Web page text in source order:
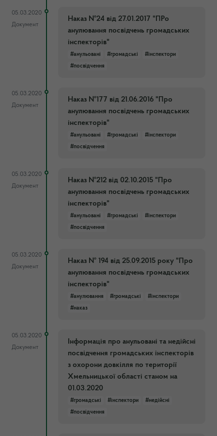
05.03.2020
Документ
Наказ №24 від 27.01.2017 "ПРо
анулювання посвідчень громадських
інспекторів"
#анульовані #громадські
#інспектори
#посвідчення
05.03.2020
Документ
Наказ №177 від 21.06.2016 "Про
анулювання посвідчень громадських
інспекторів"
#анульовані #громадські
#інспектори
#посвідчення
05.03.2020
Документ
Наказ №212 від 02.10.2015 "Про
анулювання посвідчень громадських
інспекторів"
#анульовані #громадські
#інспектори
#посвідчення
05.03.2020
Документ
Наказ № 194 від 25.09.2015 року "Про
анулювання посвідчень громадських
інспекторів"
#анулювання #громадські
#інспектори
#наказ
05.03.2020
Документ
Інформація про анульовані та недійсні
посвідчення громадських інспекторів
з охорони довкілля по території
Хмельницької області станом на
01.03.2020
#громадські #інспектори
#недійсні
#посвідчення